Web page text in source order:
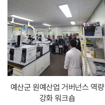
예산군 원예산업 거버넌스 역량
강화 워크숍